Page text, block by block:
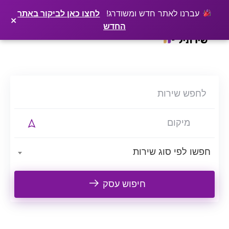
עברנו לאתר חדש ומשודרג!
לחצו כאן לביקור באתר
החדש
×
רוצים שלקוחות ימצאו אתכם בגוגל? שירתיל מפרסמת כתבה מקצועית עליכם פרסמו כתבה ←
to
חפשו לפי סוג שירות
חיפוש עסק